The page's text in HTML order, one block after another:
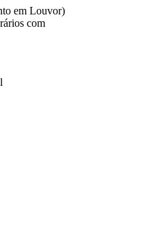
em Louvor)
com